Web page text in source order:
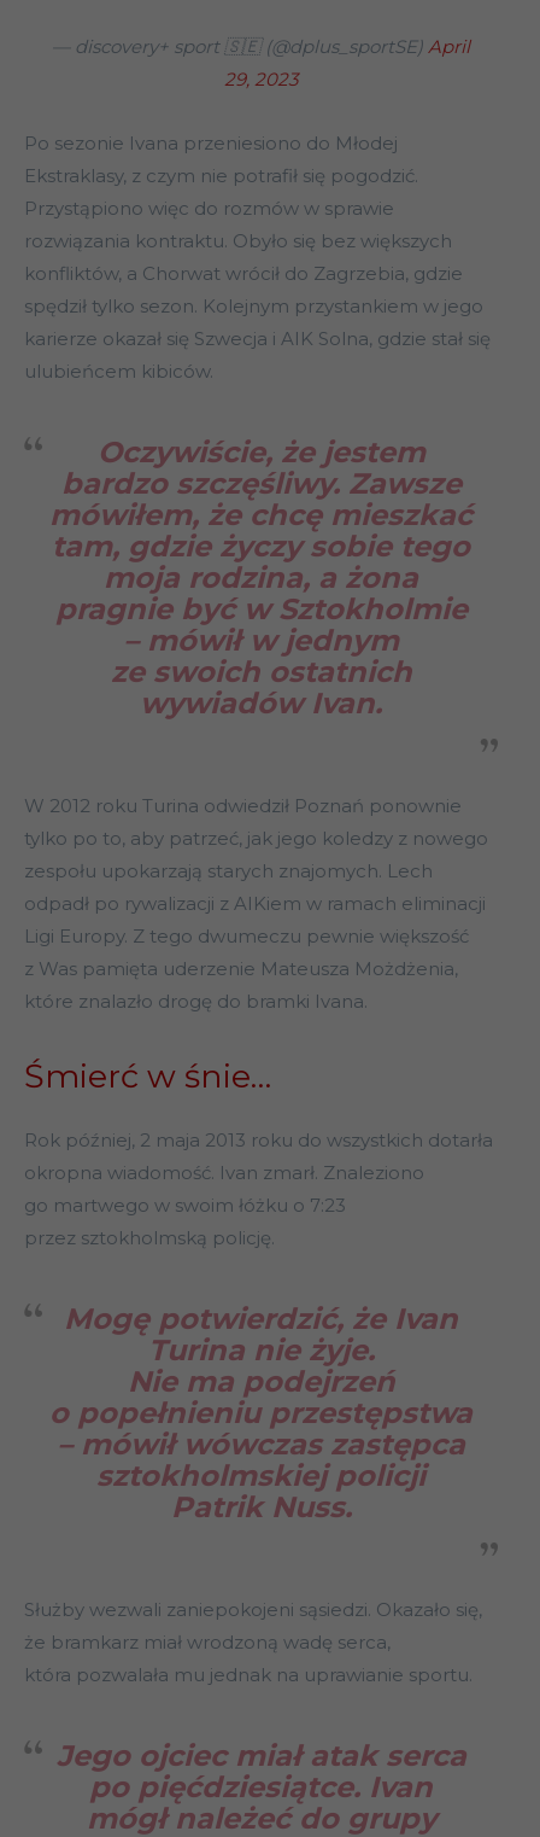
— discovery+ sport 🇸🇪 (@dplus_sportSE) April
29, 2023
Po sezonie Ivana przeniesiono do Młodej
Ekstraklasy, z czym nie potrafił się pogodzić.
Przystąpiono więc do rozmów w sprawie
rozwiązania kontraktu. Obyło się bez większych
konfliktów, a Chorwat wrócił do Zagrzebia, gdzie
spędził tylko sezon. Kolejnym przystankiem w jego
karierze okazał się Szwecja i AIK Solna, gdzie stał się
ulubieńcem kibiców.
Oczywiście, że jestem
bardzo szczęśliwy. Zawsze
mówiłem, że chcę mieszkać
tam, gdzie życzy sobie tego
moja rodzina, a żona
pragnie być w Sztokholmie
– mówił w jednym
ze swoich ostatnich
wywiadów Ivan.
W 2012 roku Turina odwiedził Poznań ponownie
tylko po to, aby patrzeć, jak jego koledzy z nowego
zespołu upokarzają starych znajomych. Lech
odpadł po rywalizacji z AIKiem w ramach eliminacji
Ligi Europy. Z tego dwumeczu pewnie większość
z Was pamięta uderzenie Mateusza Możdżenia,
które znalazło drogę do bramki Ivana.
Śmierć w śnie…
Rok później, 2 maja 2013 roku do wszystkich dotarła
okropna wiadomość. Ivan zmarł. Znaleziono
go martwego w swoim łóżku o 7:23
przez sztokholmską policję.
Mogę potwierdzić, że Ivan
Turina nie żyje.
Nie ma podejrzeń
o popełnieniu przestępstwa
– mówił wówczas zastępca
sztokholmskiej policji
Patrik Nuss.
Służby wezwali zaniepokojeni sąsiedzi. Okazało się,
że bramkarz miał wrodzoną wadę serca,
która pozwalała mu jednak na uprawianie sportu.
Jego ojciec miał atak serca
po pięćdziesiątce. Ivan
mógł należeć do grupy